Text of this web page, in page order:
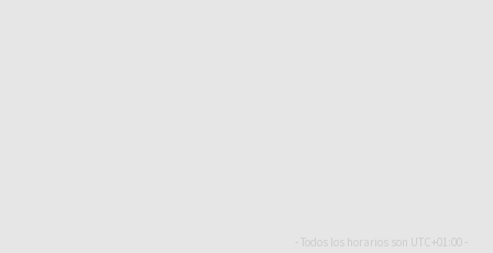
- Todos los horarios son UTC+01:00